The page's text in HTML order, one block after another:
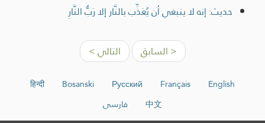
حديث: إنه لا ينبغي أن يُعَذِّب بالنَّار إلا رَبُّ النَّارِ
< السابق التالي >
English
Français
Русский
Bosanski
हिन्दी
中文
فارسی